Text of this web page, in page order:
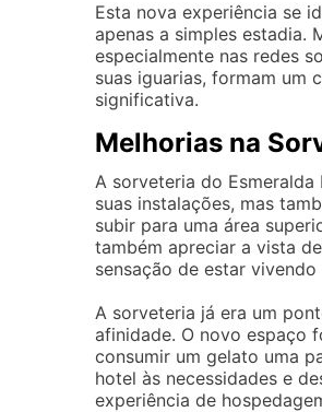
Esta nova experiência se
apenas a simples estadia.
especialmente nas redes
suas iguarias, formam um
significativa.
Melhorias na
A sorveteria do
suas instalações, mas
subir para uma área
também apreciar a vista
sensação de estar
A sorveteria já era um
afinidade. O novo espaço
consumir um gelato uma
hotel às necessidades e
experiência de